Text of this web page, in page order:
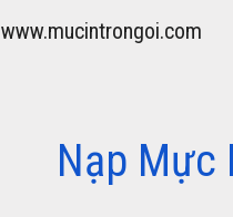
www.mucintrongoi.com
Nạp Mực